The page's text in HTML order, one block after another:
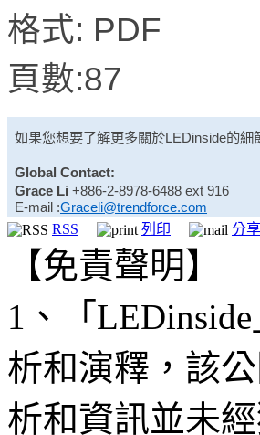
格式: PDF
頁數:87
如果您想要了解更多關於LEDinside的細
Global Contact:
Grace Li +886-2-8978-6488 ext 916
E-mail :Graceli@trendforce.com
RSS
列印 分享
【免責聲明】
1、「
析和演釋，該
析和資訊並未